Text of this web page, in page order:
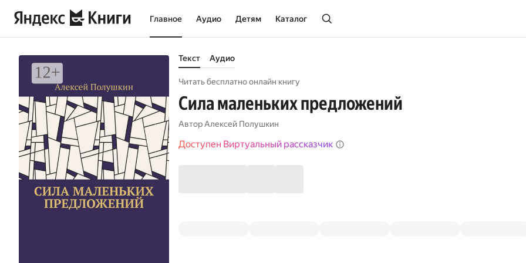
Главное Аудио Детям Каталог
Текст Аудио
Читать бесплатно онлайн книгу
Сила маленьких предложений
АвторАлексей Полушкин
Доступен Виртуальный рассказчик